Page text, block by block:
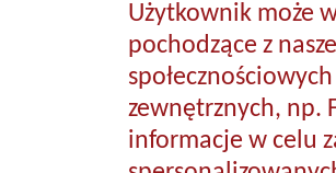
Użytkownik może
pochodzące z
zewnętrznych, np.
informacje w celu